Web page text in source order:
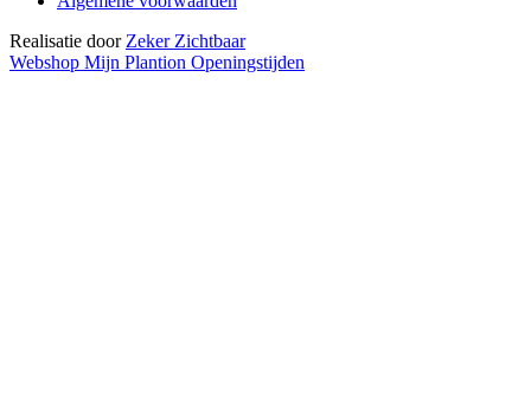
Realisatie door Zeker Zichtbaar
Webshop Mijn Plantion Openingstijden